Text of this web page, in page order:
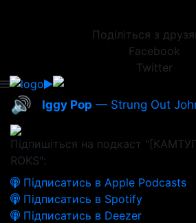
Поділіться з
Facebook
Twitter
🔊 Iggy Pop — Strung Out
Підпишіться на подкаст
ROKS":
Підписатись в Apple Podcasts
Підписатись в Spotify
Підписатись в Deezer